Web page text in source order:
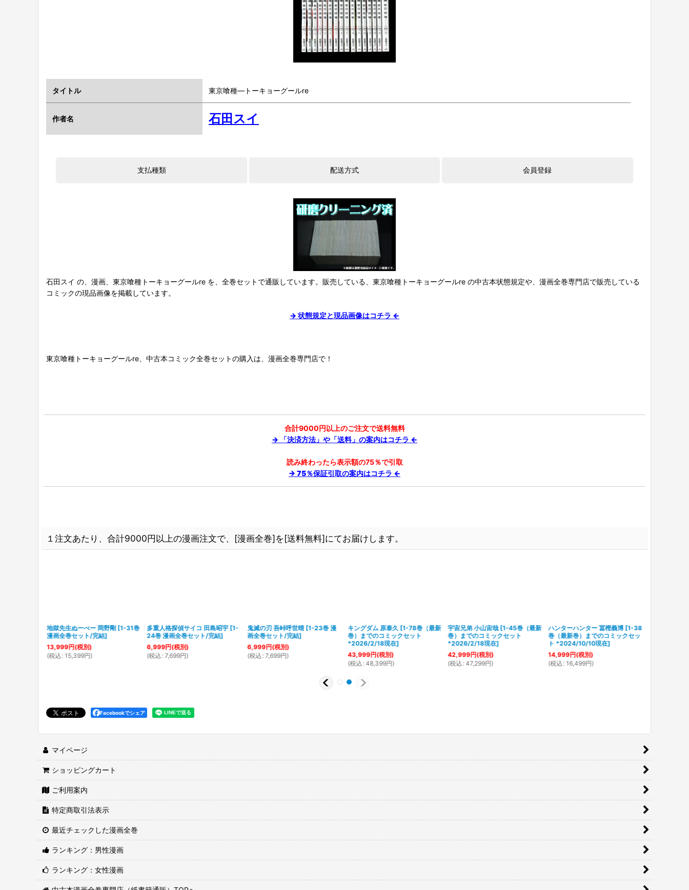
タイトル 東京喰種―トーキョーグールre
作者名 石田スイ
石田スイ の、漫画、東京喰種トーキョーグールre を、全巻セットで通販しています。販売している、東京喰種トーキョーグールre の中古本状態規定や、漫画全巻専門店で販売している
コミックの現品画像を掲載しています。
→ 状態規定と現品画像はコチラ ←
東京喰種トーキョーグールre、中古本コミック全巻セットの購入は、漫画全巻専門店で！
合計9000円以上のご注文で送料無料
→ 「決済方法」や「送料」の案内はコチラ ←
読み終わったら表示額の75％で引取
→ 75％保証引取の案内はコチラ ←
１注文あたり、合計9000円以上の漫画注文で、[漫画全巻]を[送料無料]にてお届けします。
地獄先生ぬーべー 岡野剛 [1-31巻
漫画全巻セット/完結]
13,999円(税別)
(税込: 15,399円)
多重人格探偵サイコ 田島昭宇 [1-
24巻 漫画全巻セット/完結]
6,999円(税別)
(税込: 7,699円)
鬼滅の刃 吾峠呼世晴 [1-23巻 漫
画全巻セット/完結]
6,999円(税別)
(税込: 7,699円)
キングダム 原泰久 [1-78巻（最新
巻）までのコミックセット
*2026/2/18現在]
43,999円(税別)
(税込: 48,399円)
宇宙兄弟 小山宙哉 [1-45巻（最新
巻）までのコミックセット
*2026/2/18現在]
42,999円(税別)
(税込: 47,299円)
ハンターハンター 冨樫義博 [1-38
巻（最新巻）までのコミックセッ
ト *2024/10/10現在]
14,999円(税別)
(税込: 16,499円)
Facebookでシェア
マイページ
ショッピングカート
ご利用案内
特定商取引法表示
最近チェックした漫画全巻
ランキング：男性漫画
ランキング：女性漫画